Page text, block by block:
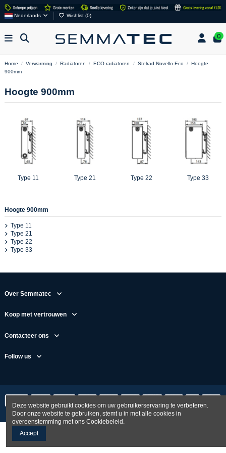
Nederlands Wishlist (0)
0
Home Verwarming Radiatoren ECO radiatoren Stelrad Novello Eco
Hoogte
900mm
Hoogte 900mm
Type 11 Type 21 Type 22 Type 33
Hoogte 900mm
Type 11
Type 21
Type 22
Type 33
Over Semmatec
Koop met vertrouwen
Contacteer ons
Follow us
Deze website gebruikt cookies om uw gebruikerservaring te verbeteren.
Door onze website te gebruiken, stemt u in met alle cookies in
overeenstemming met ons Cookiebeleid.
Accept